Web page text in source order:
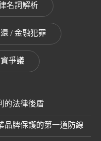
名詞解析
/ 金融犯罪
爭議
的法律後盾
品牌保護的第一道防線